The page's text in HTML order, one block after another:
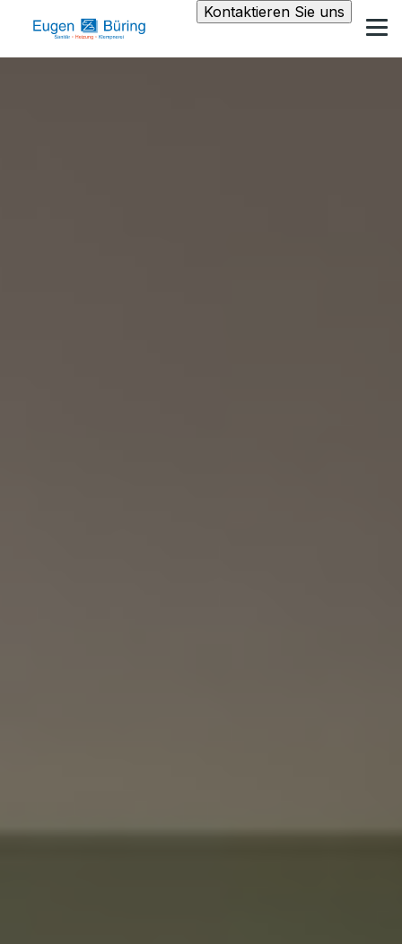
Kontaktieren Sie uns